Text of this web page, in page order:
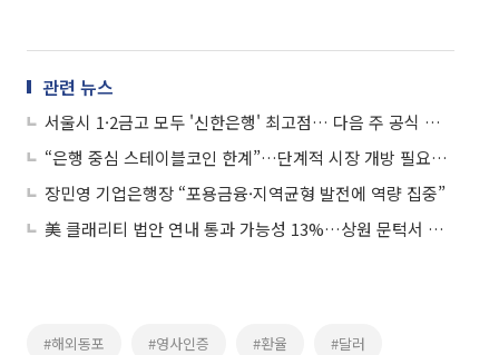
관련 뉴스
서울시 1·2금고 모두 '신한은행' 최고점… 다음 주 공식 발표
“은행 중심 스테이블코인 한계”…단계적 시장 개방 필요성 대두
장민영 기업은행장 “포용금융·지역균형 발전에 역량 집중”
美 클래리티 법안 연내 통과 가능성 13%…상원 문턱서 제동
#해외동포 #영사인증 #환율 #달러